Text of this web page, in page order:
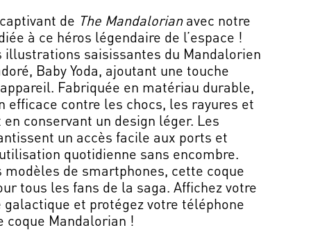
de The Mandalorianavec notre
à ce héros légendaire de l’espace !
illustrations saisissantes du Mandalorien
Baby Yoda, ajoutant une touche
Fabriquée en matériau durable,
efficace contre les chocs, les rayures et
conservant un design léger. Les
un accès facile aux ports et
quotidienne sans encombre.
modèles de smartphones, cette coque
tous les fans de la saga. Affichez votre
galactique et protégez votre téléphone
coque Mandalorian !